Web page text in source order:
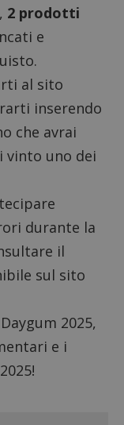
2 prodotti
e
al sito
inserendo
che avrai
vinto uno dei
durante la
il
sul sito
2025,
e i
!